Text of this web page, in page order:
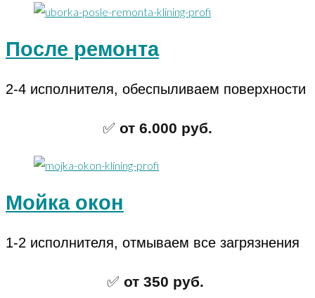
После ремонта
2-4 исполнителя, обеспыливаем поверхности
✅ от 6.000 руб.
Мойка окон
1-2 исполнителя, отмываем все загрязнения
✅ от 350 руб.